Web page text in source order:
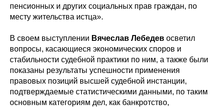
пенсионных и других социальных прав граждан, по
месту жительства истца».
В своем выступлении Вячеслав Лебедев осветил
вопросы, касающиеся экономических споров и
стабильности судебной практики по ним, а также были
показаны результаты успешности применения
правовых позиций высшей судебной инстанции,
подтверждаемые статистическими данными, по таким
основным категориям дел, как банкротство,